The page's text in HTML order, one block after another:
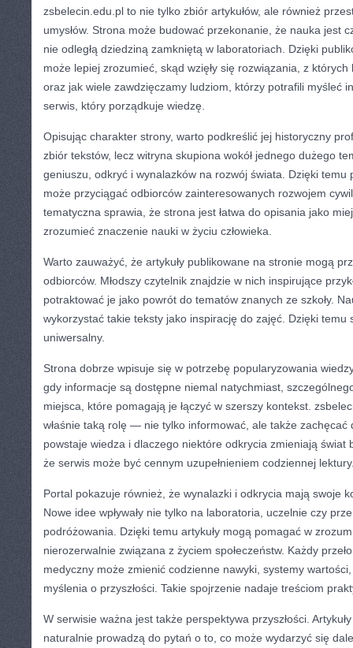
zsbelecin.edu.pl to nie tylko zbiór artykułów, ale również
umysłów. Strona może budować przekonanie, że nauka jest
nie odległą dziedziną zamkniętą w laboratoriach. Dzięki
może lepiej zrozumieć, skąd wzięły się rozwiązania, z
oraz jak wiele zawdzięczamy ludziom, którzy potrafili myśleć
serwis, który porządkuje wiedzę.
Opisując charakter strony, warto podkreślić jej historyczny
zbiór tekstów, lecz witryna skupiona wokół jednego dużego
geniuszu, odkryć i wynalazków na rozwój świata. Dzięki temu
może przyciągać odbiorców zainteresowanych rozwojem
tematyczna sprawia, że strona jest łatwa do opisania jako
zrozumieć znaczenie nauki w życiu człowieka.
Warto zauważyć, że artykuły publikowane na stronie mogą
odbiorców. Młodszy czytelnik znajdzie w nich inspirujące
potraktować je jako powrót do tematów znanych ze szkoły.
wykorzystać takie teksty jako inspirację do zajęć. Dzięki temu
uniwersalny.
Strona dobrze wpisuje się w potrzebę popularyzowania
gdy informacje są dostępne niemal natychmiast,
miejsca, które pomagają je łączyć w szerszy kontekst.
właśnie taką rolę — nie tylko informować, ale także zachęcać
powstaje wiedza i dlaczego niektóre odkrycia zmieniają świat
że serwis może być cennym uzupełnieniem codziennej
Portal pokazuje również, że wynalazki i odkrycia mają swoje
Nowe idee wpływały nie tylko na laboratoria, uczelnie czy
podróżowania. Dzięki temu artykuły mogą pomagać w
nierozerwalnie związana z życiem społeczeństw. Każdy
medyczny może zmienić codzienne nawyki, systemy
myślenia o przyszłości. Takie spojrzenie nadaje treściom
W serwisie ważna jest także perspektywa przyszłości.
naturalnie prowadzą do pytań o to, co może wydarzyć się